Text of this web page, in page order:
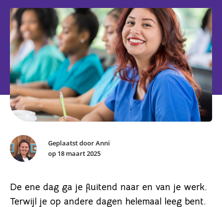
Geplaatst door Anni
op 18 maart 2025
De ene dag ga je fluitend naar en van je werk.
Terwijl je op andere dagen helemaal leeg bent.